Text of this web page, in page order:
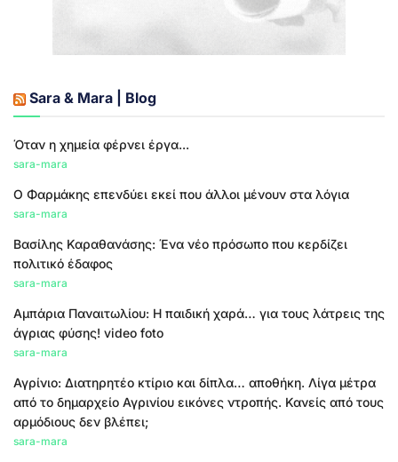
Sara & Mara | Blog
Όταν η χημεία φέρνει έργα...
sara-mara
Ο Φαρμάκης επενδύει εκεί που άλλοι μένουν στα λόγια
sara-mara
Βασίλης Καραθανάσης: Ένα νέο πρόσωπο που κερδίζει
πολιτικό έδαφος
sara-mara
Αμπάρια Παναιτωλίου: Η παιδική χαρά… για τους λάτρεις της
άγριας φύσης! video foto
sara-mara
Αγρίνιο: Διατηρητέο κτίριο και δίπλα… αποθήκη. Λίγα μέτρα
από το δημαρχείο Αγρινίου εικόνες ντροπής. Κανείς από τους
αρμόδιους δεν βλέπει;
sara-mara